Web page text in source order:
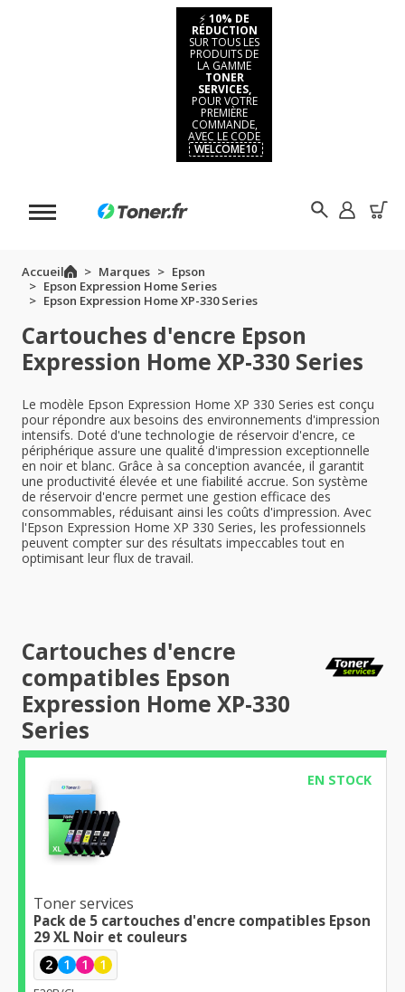
⚡ 10% DE
RÉDUCTION
SUR TOUS LES
PRODUITS DE
LA GAMME
TONER
SERVICES,
POUR VOTRE
PREMIÈRE
COMMANDE,
AVEC LE CODE
WELCOME10
Accueil Marques
Epson
Epson Expression Home Series
Epson Expression Home XP-330 Series
Cartouches d'encre Epson
Expression Home XP-330 Series
Le modèle Epson Expression Home XP 330 Series est conçu
pour répondre aux besoins des environnements d'impression
intensifs. Doté d'une technologie de réservoir d'encre, ce
périphérique assure une qualité d'impression exceptionnelle
en noir et blanc. Grâce à sa conception avancée, il garantit
une productivité élevée et une fiabilité accrue. Son système
de réservoir d'encre permet une gestion efficace des
consommables, réduisant ainsi les coûts d'impression. Avec
l'Epson Expression Home XP 330 Series, les professionnels
peuvent compter sur des résultats impeccables tout en
optimisant leur flux de travail.
Cartouches d'encre
compatibles Epson
Expression Home XP-330
Series
EN STOCK
Toner services
Pack de 5 cartouches d'encre compatibles Epson
29 XL Noir et couleurs
2 1 1 1